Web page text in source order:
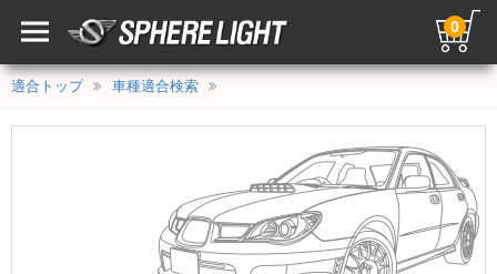
0
適合トップ 車種適合検索